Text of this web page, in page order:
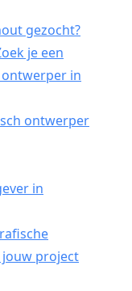
gezocht?
je een
in
ontwerper
in
project